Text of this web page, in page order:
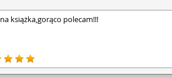
książka,gorąco polecam!!!